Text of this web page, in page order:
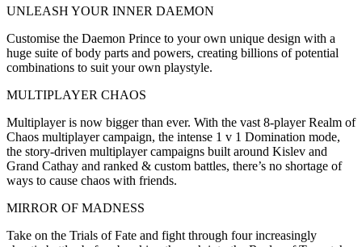
UNLEASH YOUR INNER DAEMON
Customise the Daemon Prince to your own unique design with a
huge suite of body parts and powers, creating billions of potential
combinations to suit your own playstyle.
MULTIPLAYER CHAOS
Multiplayer is now bigger than ever. With the vast 8-player Realm of
Chaos multiplayer campaign, the intense 1 v 1 Domination mode,
the story-driven multiplayer campaigns built around Kislev and
Grand Cathay and ranked & custom battles, there’s no shortage of
ways to cause chaos with friends.
MIRROR OF MADNESS
Take on the Trials of Fate and fight through four increasingly